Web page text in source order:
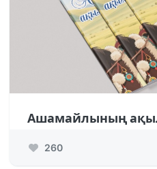
Ашамайлының
260